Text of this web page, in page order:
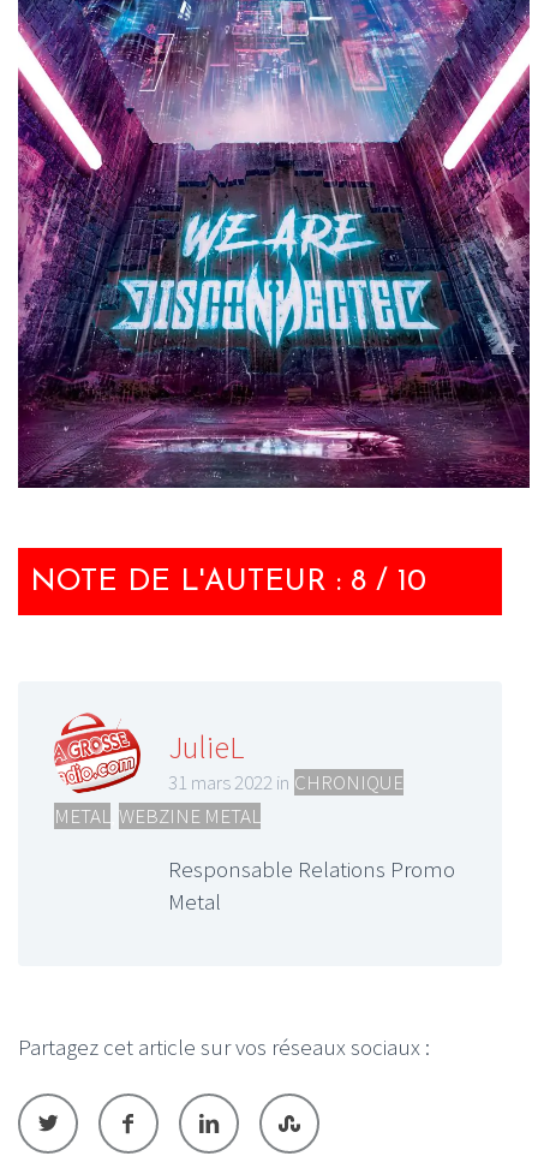
NOTE DE L'AUTEUR : 8 / 10
JulieL
31 mars 2022 in CHRONIQUE
METAL WEBZINE METAL
Responsable Relations Promo
Metal
Partagez cet article sur vos réseaux sociaux :